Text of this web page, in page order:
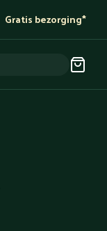
Gratis bezorging*